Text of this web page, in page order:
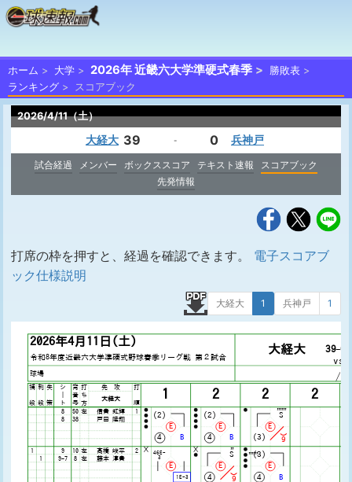
ホーム 大学 2026年 近畿六大学準硬式春季
勝敗表
ランキング
スコアブック
2026/4/11（土）
大経大 39 - 0 兵神戸
試合経過 メンバー ボックススコア テキスト速報
スコアブック
先発情報
打席の枠を押すと、経過を確認できます。 電子スコアブ
ック仕様説明
兵神戸 1
大経大 1